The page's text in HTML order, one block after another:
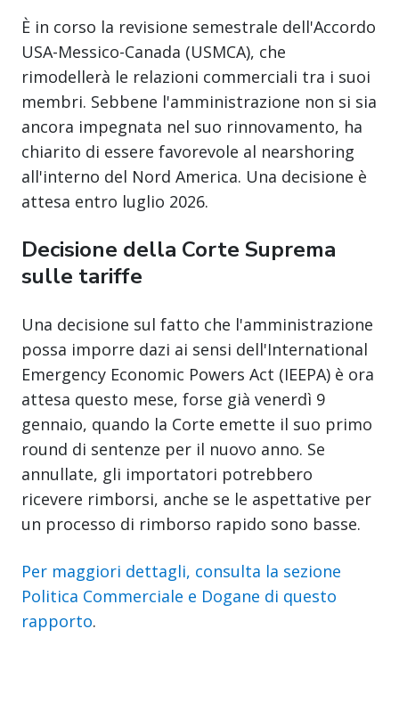
È in corso la revisione semestrale dell'Accordo
USA-Messico-Canada (USMCA), che
rimodellerà le relazioni commerciali tra i suoi
membri. Sebbene l'amministrazione non si sia
ancora impegnata nel suo rinnovamento, ha
chiarito di essere favorevole al nearshoring
all'interno del Nord America. Una decisione è
attesa entro luglio 2026.
Decisione della Corte Suprema
sulle tariffe
Una decisione sul fatto che l'amministrazione
possa imporre dazi ai sensi dell'International
Emergency Economic Powers Act (IEEPA) è ora
attesa questo mese, forse già venerdì 9
gennaio, quando la Corte emette il suo primo
round di sentenze per il nuovo anno. Se
annullate, gli importatori potrebbero
ricevere rimborsi, anche se le aspettative per
un processo di rimborso rapido sono basse.
Per maggiori dettagli, consulta la sezione
Politica Commerciale e Dogane di questo
rapporto.